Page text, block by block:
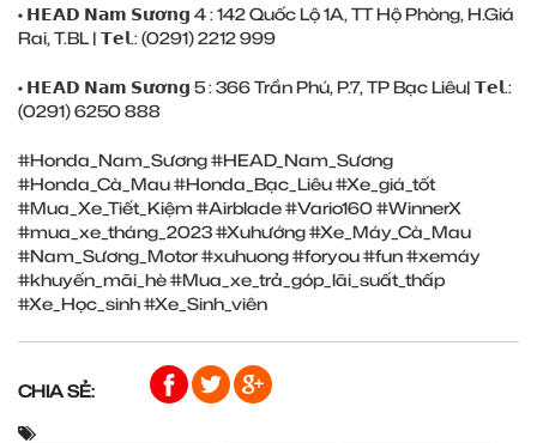
• 𝗛𝗘𝗔𝗗 𝗡𝗮𝗺 𝗦𝘂̛𝗼̛𝗻𝗴 4 : 142 Quốc Lộ 1A, TT Hộ Phòng, H.Giá
Rai, T.BL | 𝗧𝗲𝗹.: (0291) ‎2212 999
• 𝗛𝗘𝗔𝗗 𝗡𝗮𝗺 𝗦𝘂̛𝗼̛𝗻𝗴 5 : 366 Trần Phú, P.7, TP Bạc Liêu| 𝗧𝗲𝗹.:
(0291) ‎6250 888
#Honda_Nam_Sương#HEAD_Nam_Sương
#Honda_Cà_Mau#Honda_Bạc_Liêu#Xe_giá_tốt
#Mua_Xe_Tiết_Kiệm #Airblade#Vario160#WinnerX
#mua_xe_tháng_2023#Xuhướng#Xe_Máy_Cà_Mau
#Nam_Sương_Motor#xuhuong#foryou#fun#xemáy
#khuyến_mãi_hè#Mua_xe_trả_góp_lãi_suất_thấp
#Xe_Học_sinh#Xe_Sinh_viên
CHIA SẺ: